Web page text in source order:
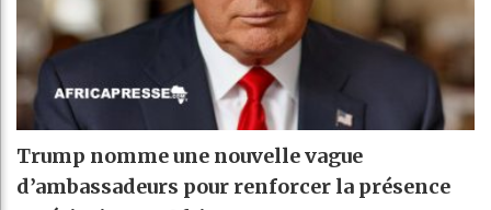
Trump nomme une nouvelle vague
d’ambassadeurs pour renforcer la présence